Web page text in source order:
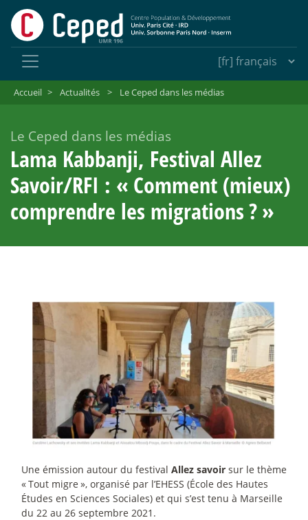
Accueil > Actualités > Le Ceped dans les médias
Le Ceped dans les médias
Lama Kabbanji, Festival Allez
Savoir/RFI : « Comment (mieux)
comprendre les migrations?»
Une émission autour du festival Allez savoir sur le thème
«Tout migre », organisé par l’EHESS (École des Hautes
Études en Sciences Sociales) et qui s’est tenu à Marseille
du 22 au 26 septembre 2021.